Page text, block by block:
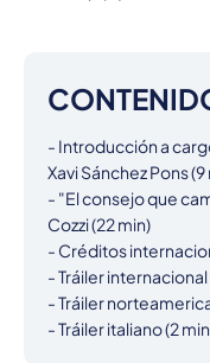
- Introducción a
Xavi Sánchez Pons (9
- "El consejo que
Cozzi (22 min)
- Créditos
- Tráiler internacional
- Tráiler
- Tráiler italiano (2